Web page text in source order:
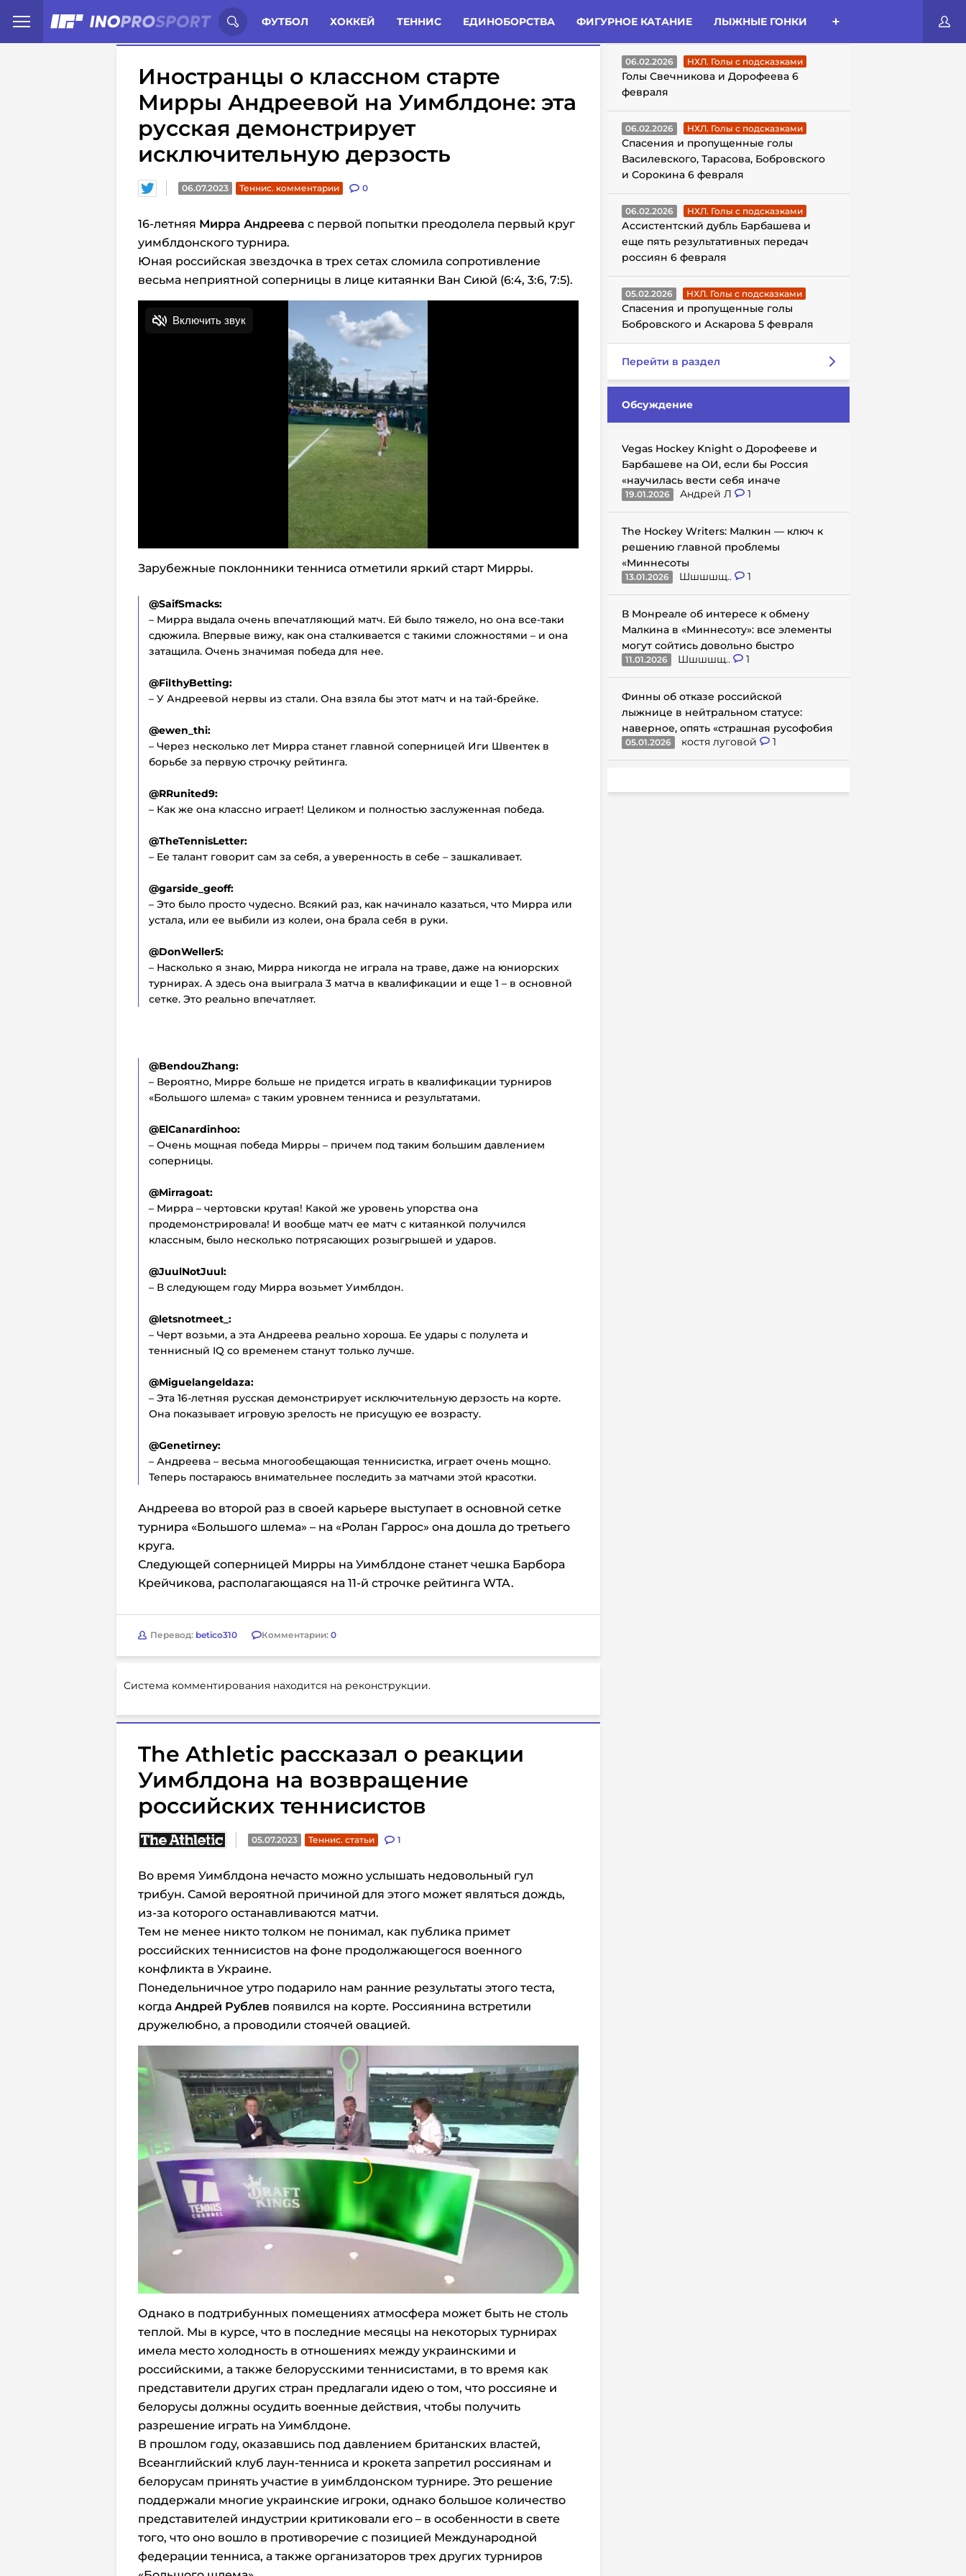
ФУТБОЛ ХОККЕЙ ТЕННИС ЕДИНОБОРСТВА ФИГУРНОЕ КАТАНИЕ ЛЫЖНЫЕ ГОНКИ
Иностранцы о спорте России: Статьи Комменты Новости
Иностранцы о классном старте
Мирры Андреевой на Уимблдоне: эта
русская демонстрирует
исключительную дерзость
06.07.2023 Теннис. комментарии 0
16-летняя Мирра Андреева с первой попытки преодолела первый круг
уимблдонского турнира.
Юная российская звездочка в трех сетах сломила сопротивление
весьма неприятной соперницы в лице китаянки Ван Сиюй (6:4, 3:6, 7:5).
Зарубежные поклонники тенниса отметили яркий старт Мирры.
@SaifSmacks:
– Мирра выдала очень впечатляющий матч. Ей было тяжело, но она все-таки
сдюжила. Впервые вижу, как она сталкивается с такими сложностями – и она
затащила. Очень значимая победа для нее.
@FilthyBetting:
– У Андреевой нервы из стали. Она взяла бы этот матч и на тай-брейке.
@ewen_thi:
– Через несколько лет Мирра станет главной соперницей Иги Швентек в
борьбе за первую строчку рейтинга.
@RRunited9:
– Как же она классно играет! Целиком и полностью заслуженная победа.
@TheTennisLetter:
– Ее талант говорит сам за себя, а уверенность в себе – зашкаливает.
@garside_geoff:
– Это было просто чудесно. Всякий раз, как начинало казаться, что Мирра или
устала, или ее выбили из колеи, она брала себя в руки.
@DonWeller5:
– Насколько я знаю, Мирра никогда не играла на траве, даже на юниорских
турнирах. А здесь она выиграла 3 матча в квалификации и еще 1 – в основной
сетке. Это реально впечатляет.
@BendouZhang:
– Вероятно, Мирре больше не придется играть в квалификации турниров
«Большого шлема» с таким уровнем тенниса и результатами.
@ElCanardinhoo:
– Очень мощная победа Мирры – причем под таким большим давлением
соперницы.
@Mirragoat:
– Мирра – чертовски крутая! Какой же уровень упорства она
продемонстрировала! И вообще матч ее матч с китаянкой получился
классным, было несколько потрясающих розыгрышей и ударов.
@JuulNotJuul:
– В следующем году Мирра возьмет Уимблдон.
@letsnotmeet_:
– Черт возьми, а эта Андреева реально хороша. Ее удары с полулета и
теннисный IQ со временем станут только лучше.
@Miguelangeldaza:
– Эта 16-летняя русская демонстрирует исключительную дерзость на корте.
Она показывает игровую зрелость не присущую ее возрасту.
@Genetirney:
– Андреева – весьма многообещающая теннисистка, играет очень мощно.
Теперь постараюсь внимательнее последить за матчами этой красотки.
Андреева во второй раз в своей карьере выступает в основной сетке
турнира «Большого шлема» – на «Ролан Гаррос» она дошла до третьего
круга.
Следующей соперницей Мирры на Уимблдоне станет чешка Барбора
Крейчикова, располагающаяся на 11-й строчке рейтинга WTA.
Перевод: betico310 Комментарии: 0
Система комментирования находится на реконструкции.
The Athletic рассказал о реакции
Уимблдона на возвращение
российских теннисистов
05.07.2023 Теннис. статьи 1
Во время Уимблдона нечасто можно услышать недовольный гул
трибун. Самой вероятной причиной для этого может являться дождь,
из-за которого останавливаются матчи.
Тем не менее никто толком не понимал, как публика примет
российских теннисистов на фоне продолжающегося военного
конфликта в Украине.
Понедельничное утро подарило нам ранние результаты этого теста,
когда Андрей Рублев появился на корте. Россиянина встретили
дружелюбно, а проводили стоячей овацией.
Однако в подтрибунных помещениях атмосфера может быть не столь
теплой. Мы в курсе, что в последние месяцы на некоторых турнирах
имела место холодность в отношениях между украинскими и
российскими, а также белорусскими теннисистами, в то время как
представители других стран предлагали идею о том, что россияне и
белорусы должны осудить военные действия, чтобы получить
разрешение играть на Уимблдоне.
В прошлом году, оказавшись под давлением британских властей,
Всеанглийский клуб лаун-тенниса и крокета запретил россиянам и
белорусам принять участие в уимблдонском турнире. Это решение
поддержали многие украинские игроки, однако большое количество
представителей индустрии критиковали его – в особенности в свете
того, что оно вошло в противоречие с позицией Международной
федерации тенниса, а также организаторов трех других турниров
ГОЛЫ С ПОДСКАЗКАМИ
06.02.2026 НХЛ. Голы с подсказками
Голы Свечникова и Дорофеева 6
февраля
06.02.2026 НХЛ. Голы с подсказками
Спасения и пропущенные голы
Василевского, Тарасова, Бобровского
и Сорокина 6 февраля
06.02.2026 НХЛ. Голы с подсказками
Ассистентский дубль Барбашева и
еще пять результативных передач
россиян 6 февраля
05.02.2026 НХЛ. Голы с подсказками
Спасения и пропущенные голы
Бобровского и Аскарова 5 февраля
Перейти в раздел
Обсуждение
Vegas Hockey Knight о Дорофееве и
Барбашеве на ОИ, если бы Россия
«научилась вести себя иначе
19.01.2026 Андрей Л 1
The Hockey Writers: Малкин — ключ к
решению главной проблемы
«Миннесоты
13.01.2026 Шшшшщ.. 1
В Монреале об интересе к обмену
Малкина в «Миннесоту»: все элементы
могут сойтись довольно быстро
11.01.2026 Шшшшщ.. 1
Финны об отказе российской
лыжнице в нейтральном статусе:
наверное, опять «страшная русофобия
05.01.2026 костя луговой 1